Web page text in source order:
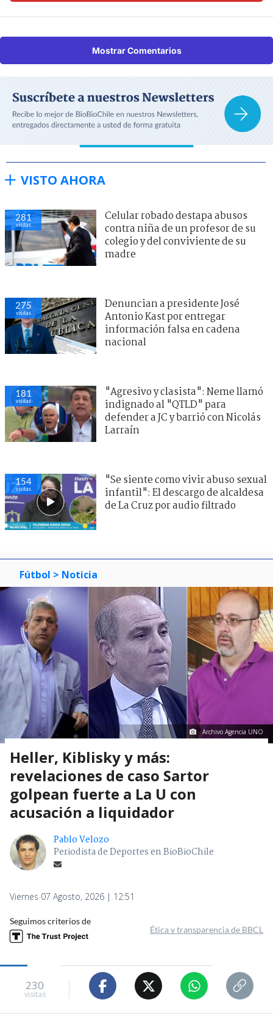
Mostrar Comentarios
VISTO AHORA
281
visitas
Celular robado destapa abusos
contra niña de un profesor de su
colegio y del conviviente de su
madre
275
visitas
Denuncian a presidente José
Antonio Kast por entregar
información falsa en cadena
nacional
181
visitas
"Agresivo y clasista": Neme llamó
indignado al "QTLD" para
defender a JC y barrió con Nicolás
Larraín
154
visitas
"Se siente como vivir abuso sexual
infantil": El descargo de alcaldesa
de La Cruz por audio filtrado
Fútbol > Noticia
Archivo Agencia UNO
Heller, Kiblisky y más:
revelaciones de caso Sartor
golpean fuerte a La U con
acusación a liquidador
Pablo Velozo
Periodista de Deportes en BioBioChile
Viernes 07 Agosto, 2026 | 12:51
Seguimos criterios de
Ética y transparencia de BBCL
230
visitas